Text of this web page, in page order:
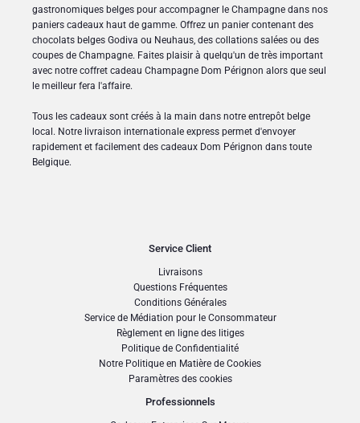
gastronomiques belges pour accompagner le Champagne dans nos
paniers cadeaux haut de gamme. Offrez un panier contenant des
chocolats belges Godiva ou Neuhaus, des collations salées ou des
coupes de Champagne. Faites plaisir à quelqu'un de très important
avec notre coffret cadeau Champagne Dom Pérignon alors que seul
le meilleur fera l'affaire.
Tous les cadeaux sont créés à la main dans notre entrepôt belge
local. Notre livraison internationale express permet d'envoyer
rapidement et facilement des cadeaux Dom Pérignon dans toute
Belgique.
Service Client
Livraisons
Questions Fréquentes
Conditions Générales
Service de Médiation pour le Consommateur
Règlement en ligne des litiges
Politique de Confidentialité
Notre Politique en Matière de Cookies
Paramètres des cookies
Professionnels